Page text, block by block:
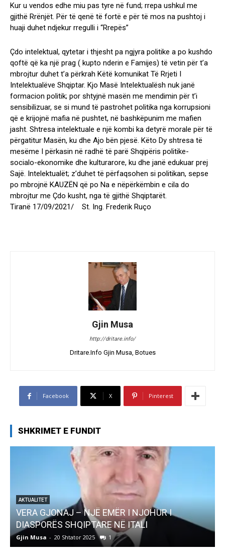
Kur u vendos edhe miu pas tyre në fund; rrepa ushkul me
gjithë Rrënjët. Për të qenë të fortë e për të mos na pushtoj i
huaji duhet ndjekur rregulli i “Rrepës”
Çdo intelektual, qytetar i thjesht pa ngjyra politike a po kushdo
qoftë që ka një prag ( kupto nderin e Famijes) të vetin për t’a
mbrojtur duhet t’a përkrah Këtë komunikat Të Rrjeti I
Intelektualëve Shqiptar. Kjo Masë Intelektualësh nuk janë
formacion politik; por shtyjnë masën me mendimin për t’i
sensibilizuar, se si mund të pastrohet politika nga korrupsioni
që e krijojnë mafia në pushtet, në bashkëpunim me mafien
jasht. Shtresa intelektuale e një kombi ka detyrë morale për të
përgatitur Masën, ku dhe Ajo bën pjesë. Këto Dy shtresa të
mesëme I përkasin në radhë të parë Shqipëris politike-
socialo-ekonomike dhe kulturarore, ku dhe janë edukuar prej
Sajë. Intelektualët; z’duhet të përfaqsohen si politikan, sepse
po mbrojnë KAUZËN që po Na e nëpërkëmbin e cila do
mbrojtur me Çdo kusht, nga të gjithë Shqiptarët.
Tiranë 17/09/2021/ St. Ing. Frederik Ruço
Gjin Musa
http://dritare.info/
Dritare.Info Gjin Musa, Botues
Facebook X Pinterest
SHKRIMET E FUNDIT
AKTUALITET
Pregaditi Gjin Musa-Rome- Shtator 2025
Gjin Musa - 8 Shtator 2025